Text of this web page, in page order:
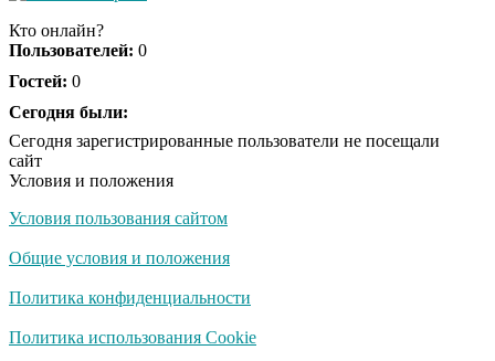
долго
Королева вагона
оставит равнодушным
Забывший о
Плющенко отправляет
Азербайджан
Кто онлайн?
Пользователей: 0
Гостей: 0
Сегодня были:
Сегодня зарегистрированные пользователи не посещали
сайт
Условия и положения
Условия пользования сайтом
Общие условия и положения
Политика конфиденциальности
Политика использования Cookie